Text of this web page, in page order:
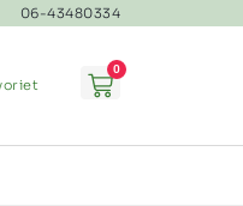
06-43480334
0